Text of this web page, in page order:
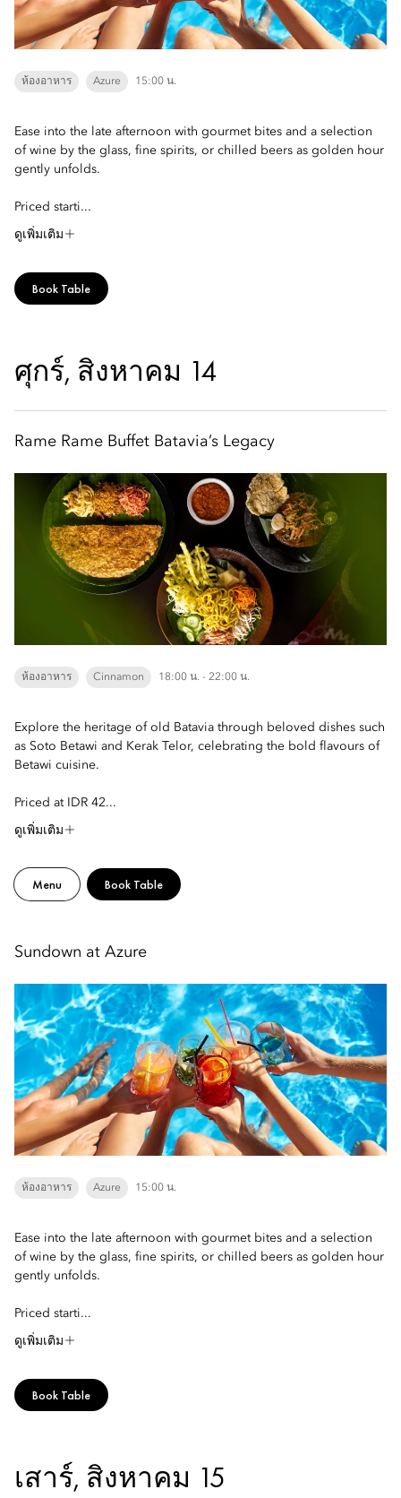
ห้องอาหาร Azure 15:00 น.
Ease into the late afternoon with gourmet bites and a selection
of wine by the glass, fine spirits, or chilled beers as golden hour
gently unfolds.
Priced starti...
ดูเพิ่มเติม
Book Table
ศุกร์, สิงหาคม 14
Rame Rame Buffet Batavia’s Legacy
ห้องอาหาร Cinnamon 18:00 น. - 22:00 น.
Explore the heritage of old Batavia through beloved dishes such
as Soto Betawi and Kerak Telor, celebrating the bold flavours of
Betawi cuisine.
Priced at IDR 42...
ดูเพิ่มเติม
Menu Book Table
Sundown at Azure
ห้องอาหาร Azure 15:00 น.
Ease into the late afternoon with gourmet bites and a selection
of wine by the glass, fine spirits, or chilled beers as golden hour
gently unfolds.
Priced starti...
ดูเพิ่มเติม
Book Table
เสาร์, สิงหาคม 15